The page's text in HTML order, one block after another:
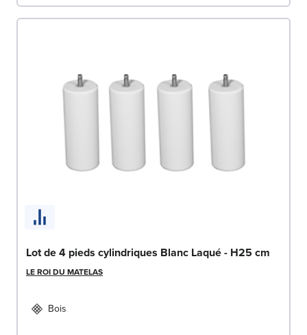
Lot de 4 pieds cylindriques Blanc Laqué - H25 cm
LE ROI DU MATELAS
Bois